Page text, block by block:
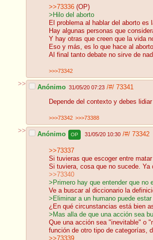
>>73336 (OP)
>Hilo del aborto
El problema al hablar del aborto
Hay algunas personas que
Y hay otras que creen que la vida
Eso y más, es lo que hace al
Al final tanto debate no sirve de
>>>73342
>> Anónimo 31/05/20 07:23 /#/ 73341
Depende del contexto y debes
>>>73342 >>>73388
>> Anónimo OP 31/05/20 10:30 /#/ 73342
>>73337
Si tuvieras que escoger entre
Si tuviera, cosa que no sucede. Ya
>>73340
>Primero hay que entender que no
Ve a buscar al diccionario la
>Eliminar a un humano puede
¿En qué circunstancias está bien
>Mas alla de que una acción sea
Que una acción sea "inevitable" o
función de otro tipo de categorías,